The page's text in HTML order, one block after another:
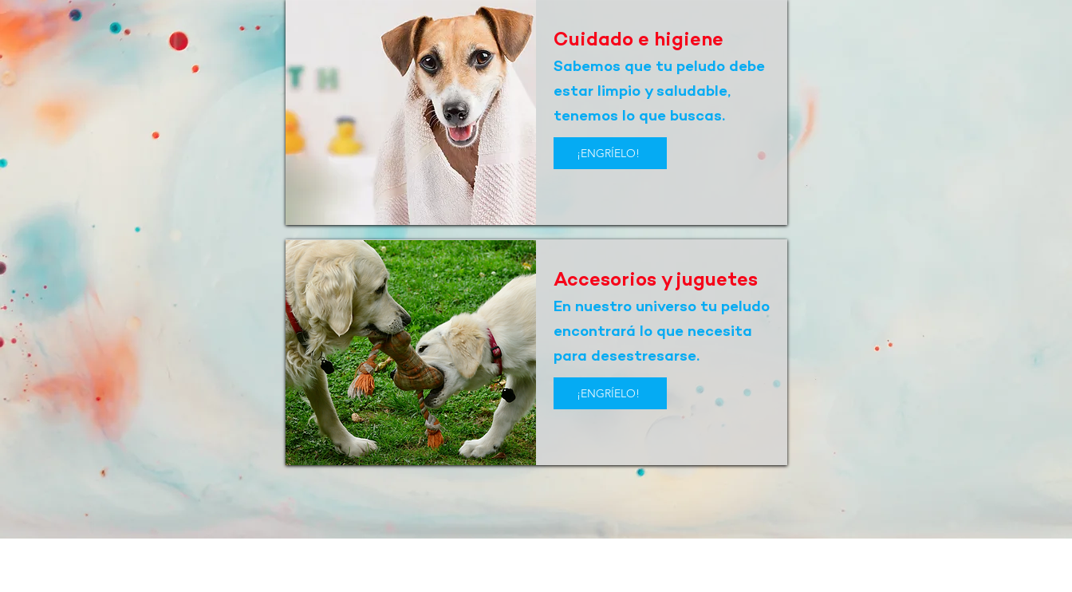
Cuidado e higiene
Sabemos que tu peludo debe
estar limpio y saludable,
tenemos lo que buscas.
¡ENGRÍELO!
Accesorios y juguetes
En nuestro universo tu peludo
encontrará lo que necesita
para desestresarse.
¡ENGRÍELO!